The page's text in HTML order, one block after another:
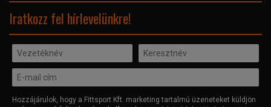
Iratkozz fel hírlevelünkre!
Hozzájárulok, hogy a Fittsport Kft. marketing tartalmú üzeneteket küldjön